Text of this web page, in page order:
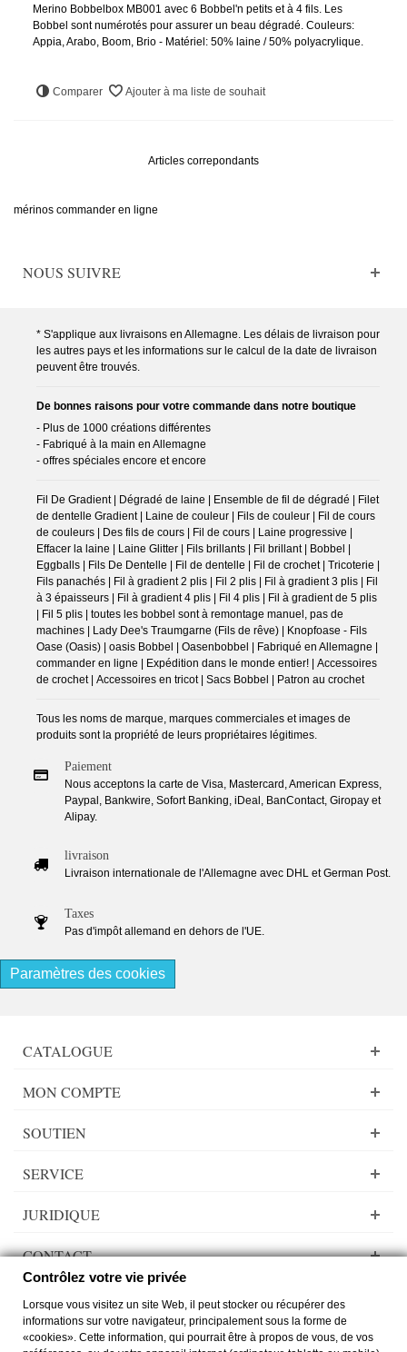
Merino Bobbelbox MB001 avec 6 Bobbel'n petits et à 4 fils. Les
Bobbel sont numérotés pour assurer un beau dégradé. Couleurs:
Appia, Arabo, Boom, Brio - Matériel: 50% laine / 50% polyacrylique.
Comparer Ajouter à ma liste de souhait
Articles correpondants
mérinos commander en ligne
NOUS SUIVRE
* S'applique aux livraisons en Allemagne. Les délais de livraison pour
les autres pays et les informations sur le calcul de la date de livraison
peuvent être trouvés.
De bonnes raisons pour votre commande dans notre boutique
- Plus de 1000 créations différentes
- Fabriqué à la main en Allemagne
- offres spéciales encore et encore
Fil De Gradient | Dégradé de laine | Ensemble de fil de dégradé | Filet
de dentelle Gradient | Laine de couleur | Fils de couleur | Fil de cours
de couleurs | Des fils de cours | Fil de cours | Laine progressive |
Effacer la laine | Laine Glitter | Fils brillants | Fil brillant | Bobbel |
Eggballs | Fils De Dentelle | Fil de dentelle | Fil de crochet | Tricoterie |
Fils panachés | Fil à gradient 2 plis | Fil 2 plis | Fil à gradient 3 plis | Fil
à 3 épaisseurs | Fil à gradient 4 plis | Fil 4 plis | Fil à gradient de 5 plis
| Fil 5 plis | toutes les bobbel sont à remontage manuel, pas de
machines | Lady Dee's Traumgarne (Fils de rêve) | Knopfoase - Fils
Oase (Oasis) | oasis Bobbel | Oasenbobbel | Fabriqué en Allemagne |
commander en ligne | Expédition dans le monde entier! | Accessoires
de crochet | Accessoires en tricot | Sacs Bobbel | Patron au crochet
Tous les noms de marque, marques commerciales et images de
produits sont la propriété de leurs propriétaires légitimes.
Paiement
Nous acceptons la carte de Visa, Mastercard, American Express,
Paypal, Bankwire, Sofort Banking, iDeal, BanContact, Giropay et
Alipay.
livraison
Livraison internationale de l'Allemagne avec DHL et German Post.
Taxes
Pas d'impôt allemand en dehors de l'UE.
Paramètres des cookies
CATALOGUE
MON COMPTE
SOUTIEN
SERVICE
JURIDIQUE
CONTACT
Lady Dee´s Traumgarne Export - Fils gradient - © by zimmer-media-office
Contrôlez votre vie privée
Lorsque vous visitez un site Web, il peut stocker ou récupérer des
informations sur votre navigateur, principalement sous la forme de
«cookies». Cette information, qui pourrait être à propos de vous, de vos